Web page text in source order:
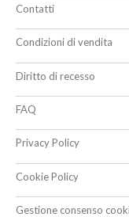
Contatti
Condizioni di vendita
Diritto di recesso
FAQ
Privacy Policy
Cookie Policy
Gestione consenso